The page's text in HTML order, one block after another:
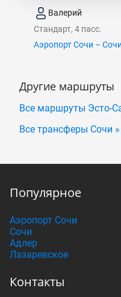
Валерий
Стандарт, 4 пасс.
Аэропорт Сочи – Сочи
Другие маршруты
Все маршруты Эсто-
Все трансферы Сочи »
Популярное
Аэропорт Сочи
Сочи
Адлер
Лазаревское
Контакты